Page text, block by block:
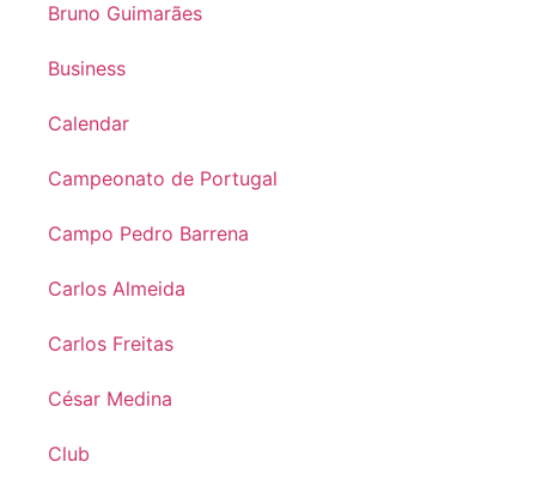
Bruno Guimarães
Business
Calendar
Campeonato de Portugal
Campo Pedro Barrena
Carlos Almeida
Carlos Freitas
César Medina
Club